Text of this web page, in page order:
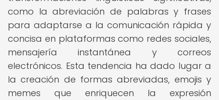
como la abreviación de palabras y frases
para adaptarse a la comunicación rápida y
concisa en plataformas como redes sociales,
mensajería instantánea y correos
electrónicos. Esta tendencia ha dado lugar a
la creación de formas abreviadas, emojis y
memes que enriquecen la expresión